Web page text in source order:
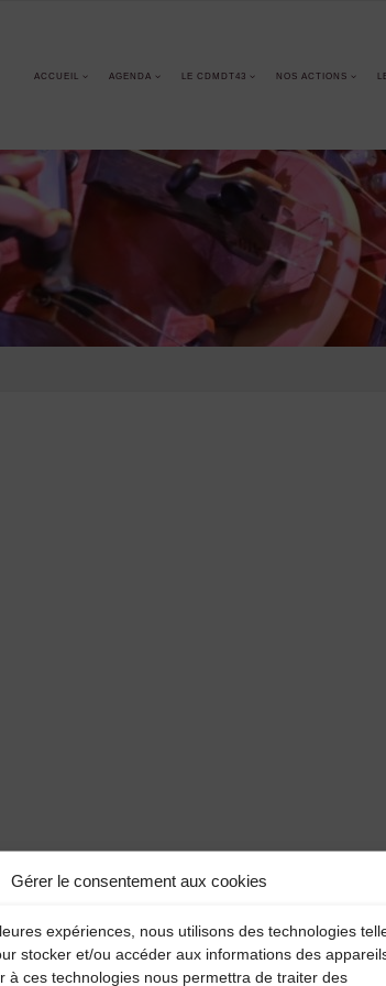
Gérer le consentement aux cookies
expériences, nous utilisons des technologies
stocker et/ou accéder aux informations des
à ces technologies nous permettra de traiter des
ACCUEIL AGENDA LE CDMDT43 NOS ACTIONS